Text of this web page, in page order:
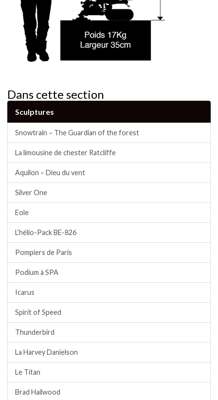
Dans cette section
Sculptures
Snowtrain – The Guardian of the forest
La limousine de chester Ratcliffe
Aquilon – Dieu du vent
Silver One
Eole
L’hélio-Pack BE-826
Pompiers de Paris
Podium à SPA
Icarus
Spirit of Speed
Thunderbird
La Harvey Danielson
Le Titan
Brad Hailwood